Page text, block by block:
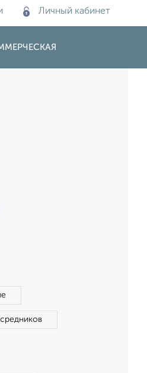
Личный кабинет